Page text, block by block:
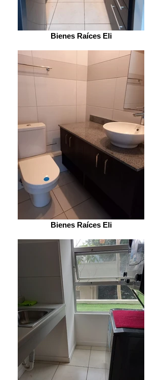
Bienes Raíces Eli
Bienes Raíces Eli